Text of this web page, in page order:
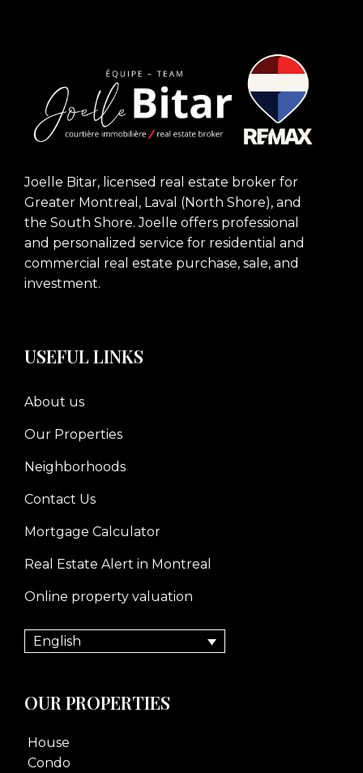
Joelle Bitar, licensed real estate broker for
Greater Montreal, Laval (North Shore), and
the South Shore. Joelle offers professional
and personalized service for residential and
commercial real estate purchase, sale, and
investment.
USEFUL LINKS
About us
Our Properties
Neighborhoods
Contact Us
Mortgage Calculator
Real Estate Alert in Montreal
Online property valuation
English
OUR PROPERTIES
House
Condo